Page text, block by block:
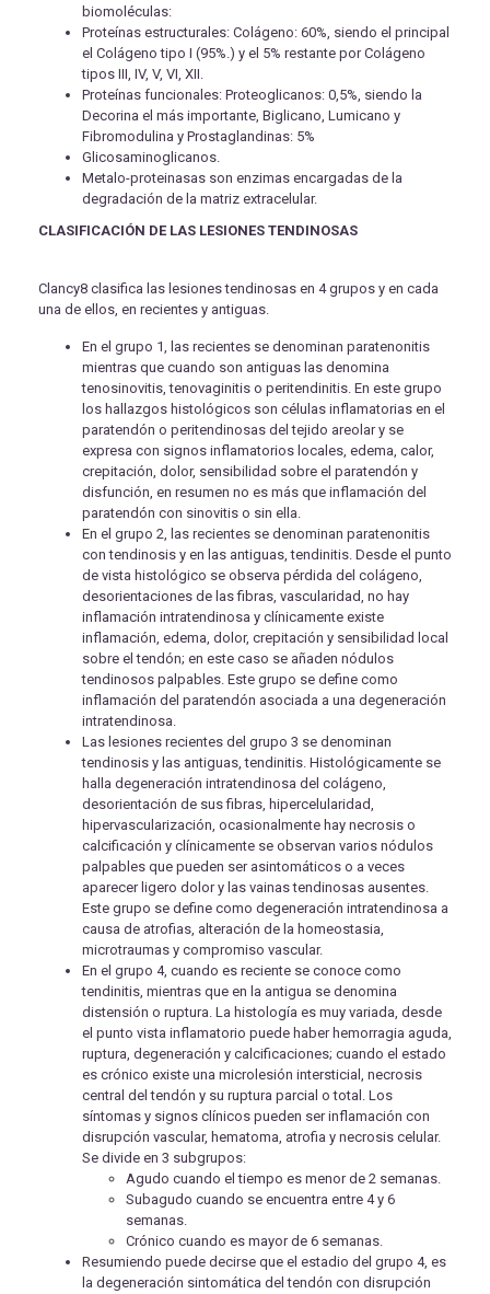
biomoléculas:
Proteínas estructurales: Colágeno: 60%, siendo el principal
el Colágeno tipo I (95%.) y el 5% restante por Colágeno
tipos III, IV, V, VI, XII.
Proteínas funcionales: Proteoglicanos: 0,5%, siendo la
Decorina el más importante, Biglicano, Lumicano y
Fibromodulina y Prostaglandinas: 5%
Glicosaminoglicanos.
Metalo-proteinasas son enzimas encargadas de la
degradación de la matriz extracelular.
CLASIFICACIÓN DE LAS LESIONES TENDINOSAS
Clancy8 clasifica las lesiones tendinosas en 4 grupos y en cada
una de ellos, en recientes y antiguas.
En el grupo 1, las recientes se denominan paratenonitis
mientras que cuando son antiguas las denomina
tenosinovitis, tenovaginitis o peritendinitis. En este grupo
los hallazgos histológicos son células inflamatorias en el
paratendón o peritendinosas del tejido areolar y se
expresa con signos inflamatorios locales, edema, calor,
crepitación, dolor, sensibilidad sobre el paratendón y
disfunción, en resumen no es más que inflamación del
paratendón con sinovitis o sin ella.
En el grupo 2, las recientes se denominan paratenonitis
con tendinosis y en las antiguas, tendinitis. Desde el punto
de vista histológico se observa pérdida del colágeno,
desorientaciones de las fibras, vascularidad, no hay
inflamación intratendinosa y clínicamente existe
inflamación, edema, dolor, crepitación y sensibilidad local
sobre el tendón; en este caso se añaden nódulos
tendinosos palpables. Este grupo se define como
inflamación del paratendón asociada a una degeneración
intratendinosa.
Las lesiones recientes del grupo 3 se denominan
tendinosis y las antiguas, tendinitis. Histológicamente se
halla degeneración intratendinosa del colágeno,
desorientación de sus fibras, hipercelularidad,
hipervascularización, ocasionalmente hay necrosis o
calcificación y clínicamente se observan varios nódulos
palpables que pueden ser asintomáticos o a veces
aparecer ligero dolor y las vainas tendinosas ausentes.
Este grupo se define como degeneración intratendinosa a
causa de atrofias, alteración de la homeostasia,
microtraumas y compromiso vascular.
En el grupo 4, cuando es reciente se conoce como
tendinitis, mientras que en la antigua se denomina
distensión o ruptura. La histología es muy variada, desde
el punto vista inflamatorio puede haber hemorragia aguda,
ruptura, degeneración y calcificaciones; cuando el estado
es crónico existe una microlesión intersticial, necrosis
central del tendón y su ruptura parcial o total. Los
síntomas y signos clínicos pueden ser inflamación con
disrupción vascular, hematoma, atrofia y necrosis celular.
Se divide en 3 subgrupos:
Agudo cuando el tiempo es menor de 2 semanas.
Subagudo cuando se encuentra entre 4 y 6
semanas.
Crónico cuando es mayor de 6 semanas.
Resumiendo puede decirse que el estadio del grupo 4, es
la degeneración sintomática del tendón con disrupción